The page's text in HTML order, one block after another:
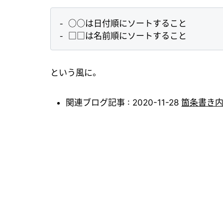
- ○○は日付順にソートすること
という風に。
関連ブログ記事 : 2020-11-28箇条書き